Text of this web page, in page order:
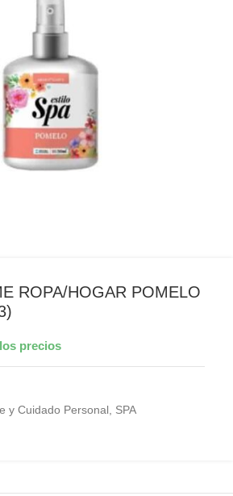
ROPA/HOGAR POMELO
precios
y Cuidado Personal SPA